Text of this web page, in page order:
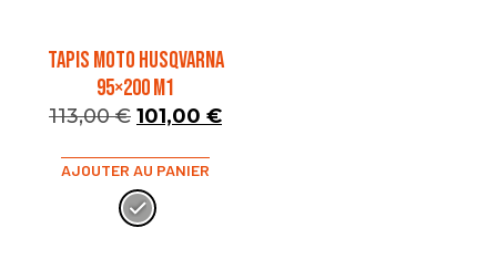
TAPIS MOTO HUSQVARNA
95×200 M1
113,00€ 101,00 €
AJOUTER AU PANIER